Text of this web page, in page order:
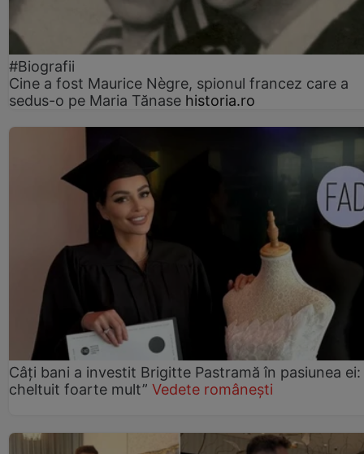
#Biografii
Cine a fost Maurice Nègre, spionul francez care a
sedus-o pe Maria Tănase historia.ro
Câți bani a investit Brigitte Pastramă în pasiunea ei:
cheltuit foarte mult” Vedete românești